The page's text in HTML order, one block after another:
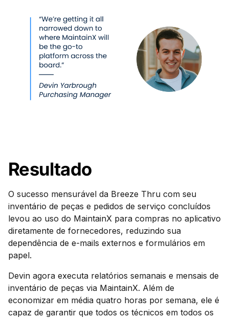
Resultado
O sucesso mensurável da Breeze Thru com seu
inventário de peças e pedidos de serviço concluídos
levou ao uso do MaintainX para compras no aplicativo
diretamente de fornecedores, reduzindo sua
dependência de e-mails externos e formulários em
papel.
Devin agora executa relatórios semanais e mensais de
inventário de peças via MaintainX. Além de
economizar em média quatro horas por semana, ele é
capaz de garantir que todos os técnicos em todos os